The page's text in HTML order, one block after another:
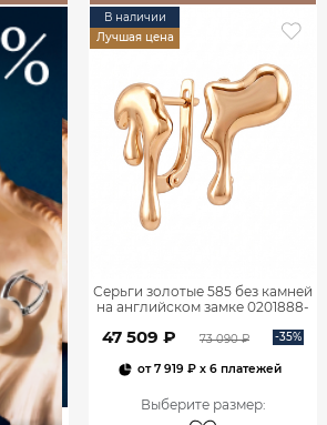
В наличии
Лучшая цена
Серьги золотые 585 без камней
на английском замке 0201888-
47 509 ₽ 73 090 ₽ -35%
от7 919 ₽ x 6 платежей
Выберите размер: